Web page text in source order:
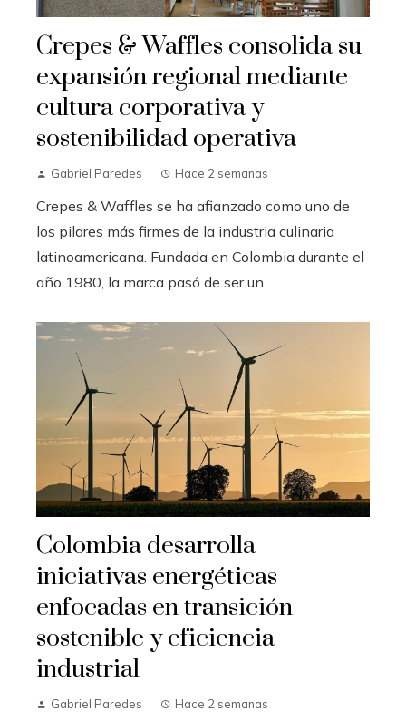
Crepes & Waffles consolida su
expansión regional mediante
cultura corporativa y
sostenibilidad operativa
Gabriel Paredes Hace 2 semanas
Crepes & Waffles se ha afianzado como uno de
los pilares más firmes de la industria culinaria
latinoamericana. Fundada en Colombia durante el
año 1980, la marca pasó de ser un ...
Colombia desarrolla
iniciativas energéticas
enfocadas en transición
sostenible y eficiencia
industrial
Gabriel Paredes Hace 2 semanas